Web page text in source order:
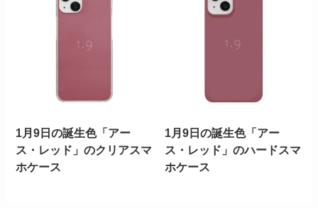
1月9日の誕生色「アー
ス・レッド」のクリアスマ
ホケース
1月9日の誕生色「アー
ス・レッド」のハードスマ
ホケース